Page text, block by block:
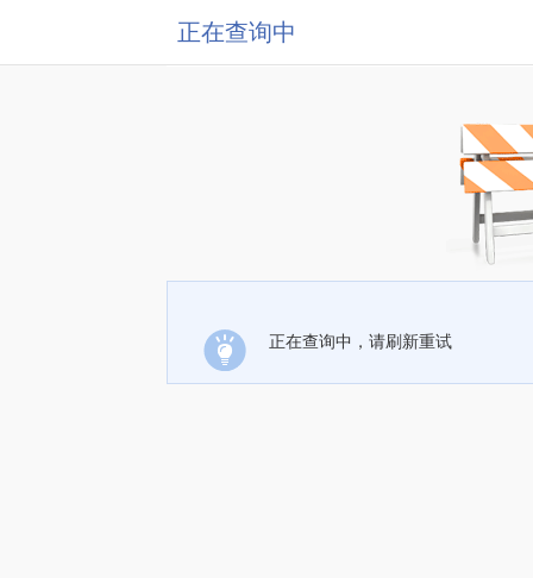
正在查询中
正在查询中，请刷新重试